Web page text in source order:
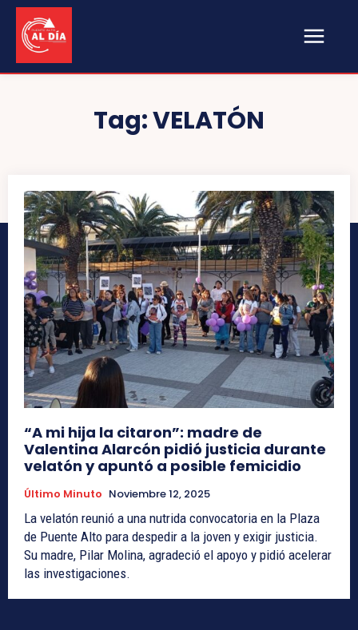
Tag:VELATÓN
“A mi hija la citaron”: madre de
Valentina Alarcón pidió justicia durante
velatón y apuntó a posible femicidio
Último Minuto Noviembre 12, 2025
La velatón reunió a una nutrida convocatoria en la Plaza
de Puente Alto para despedir a la joven y exigir justicia.
Su madre, Pilar Molina, agradeció el apoyo y pidió acelerar
las investigaciones.